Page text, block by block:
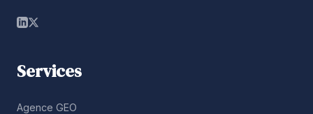
Services
Agence GEO